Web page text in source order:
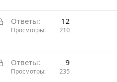
р
ыЗ
р
ы
Ответы 12
Просмотры 210
З
Ответы 9
Просмотры 235